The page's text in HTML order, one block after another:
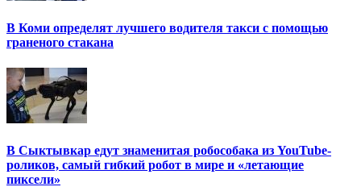
В Коми определят лучшего водителя такси с помощью
граненого стакана
В Сыктывкар едут знаменитая робособака из YouTube-
роликов, самый гибкий робот в мире и «летающие
пиксели»